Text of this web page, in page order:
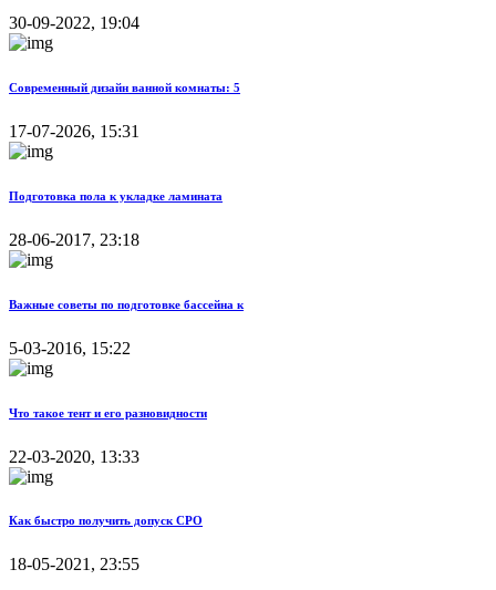
30-09-2022, 19:04
Современный дизайн ванной комнаты: 5
17-07-2026, 15:31
Подготовка пола к укладке ламината
28-06-2017, 23:18
Важные советы по подготовке бассейна к
5-03-2016, 15:22
Что такое тент и его разновидности
22-03-2020, 13:33
Как быстро получить допуск СРО
18-05-2021, 23:55